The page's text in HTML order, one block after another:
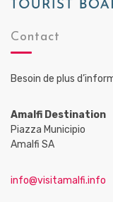
Contact
Besoin de plus
Amalfi Destination
Piazza Municipio
Amalfi SA
info@visitamalfi.info